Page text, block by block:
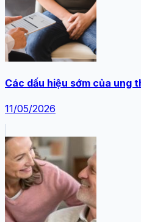
Các dấu hiệu sớm của ung
11/05/2026